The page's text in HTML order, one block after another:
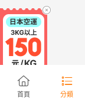
首頁 分類